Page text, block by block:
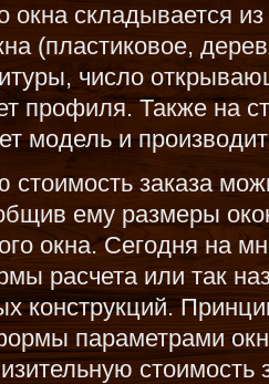
окна складывается
(пластиковое,
число
профиля. Также на
модель и
стоимость заказа
ему размеры
окна. Сегодня на
расчета или так
конструкций.
параметрами
стоимость